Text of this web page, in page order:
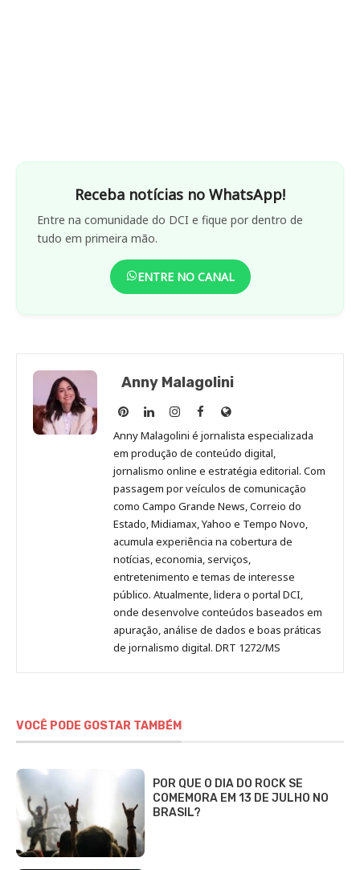
Receba notícias no WhatsApp!
Entre na comunidade do DCI e fique por dentro de
tudo em primeira mão.
ENTRE NO CANAL
Anny Malagolini
Anny
Malagolini
no
Pinterest
Anny
Malagolini
no
LinkedIn
Anny
Malagolini
no
Instagram
Anny
Malagolini
no
Facebook
Site
de
Anny
Malagolini
Anny Malagolini é jornalista especializada
em produção de conteúdo digital,
jornalismo online e estratégia editorial. Com
passagem por veículos de comunicação
como Campo Grande News, Correio do
Estado, Midiamax, Yahoo e Tempo Novo,
acumula experiência na cobertura de
notícias, economia, serviços,
entretenimento e temas de interesse
público. Atualmente, lidera o portal DCI,
onde desenvolve conteúdos baseados em
apuração, análise de dados e boas práticas
de jornalismo digital. DRT 1272/MS
VOCÊ PODE GOSTAR TAMBÉM
POR QUE O DIA DO ROCK SE
COMEMORA EM 13 DE JULHO NO
BRASIL?